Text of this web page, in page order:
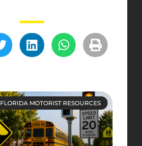
FLORIDA MOTORIST RESOURCES